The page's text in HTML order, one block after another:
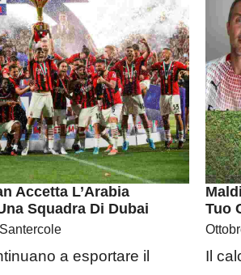
Accetta L’Arabia
Squadra Di Dubai
a esportare il
Tuo
Il